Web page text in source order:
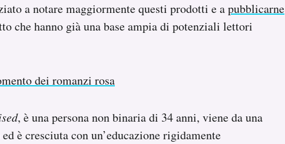
a notare maggiormente questi prodotti e apubblicarne
che hanno già una base ampia di potenziali lettori
dei romanzi rosa
, è una persona non binaria di 34 anni, viene da una
è cresciuta con un’educazione rigidamente